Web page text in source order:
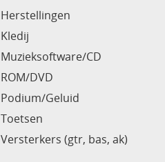
Herstellingen
Kledij
Muzieksoftware/CD
ROM/DVD
Podium/Geluid
Toetsen
Versterkers (gtr, bas, ak)